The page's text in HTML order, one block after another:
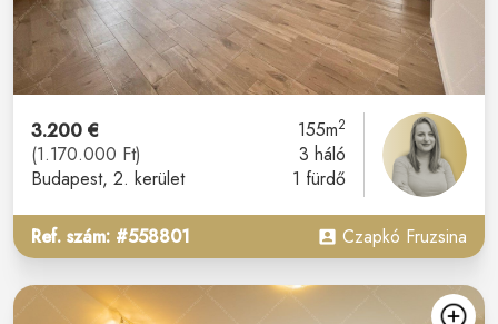
3.200 €
(1.170.000 Ft)
Budapest, 2. kerület
155m2
3 háló
1 fürdő
Ref. szám: #558801 Czapkó Fruzsina